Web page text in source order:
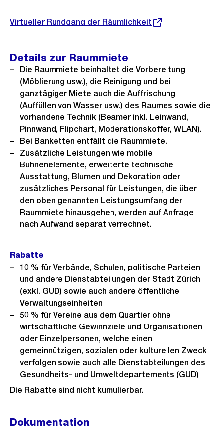
Externer
Virtueller Rundgang der Räumlichkeit
Details zur Raummiete
Die Raummiete beinhaltet die Vorbereitung
(Möblierung usw.), die Reinigung und bei
ganztägiger Miete auch die Auffrischung
(Auffüllen von Wasser usw.) des Raumes sowie die
vorhandene Technik (Beamer inkl. Leinwand,
Pinnwand, Flipchart, Moderationskoffer, WLAN).
Bei Banketten entfällt die Raummiete.
Zusätzliche Leistungen wie mobile
Bühnenelemente, erweiterte technische
Ausstattung, Blumen und Dekoration oder
zusätzliches Personal für Leistungen, die über
den oben genannten Leistungsumfang der
Raummiete hinausgehen, werden auf Anfrage
nach Aufwand separat verrechnet.
Rabatte
10 % für Verbände, Schulen, politische Parteien
und andere Dienstabteilungen der Stadt Zürich
(exkl. GUD) sowie auch andere öffentliche
Verwaltungseinheiten
50 % für Vereine aus dem Quartier ohne
wirtschaftliche Gewinnziele und Organisationen
oder Einzelpersonen, welche einen
gemeinnützigen, sozialen oder kulturellen Zweck
verfolgen sowie auch alle Dienstabteilungen des
Gesundheits- und Umweltdepartements (GUD)
Die Rabatte sind nicht kumulierbar.
Dokumentation